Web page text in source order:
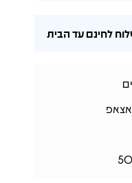
לחינם עד הבית